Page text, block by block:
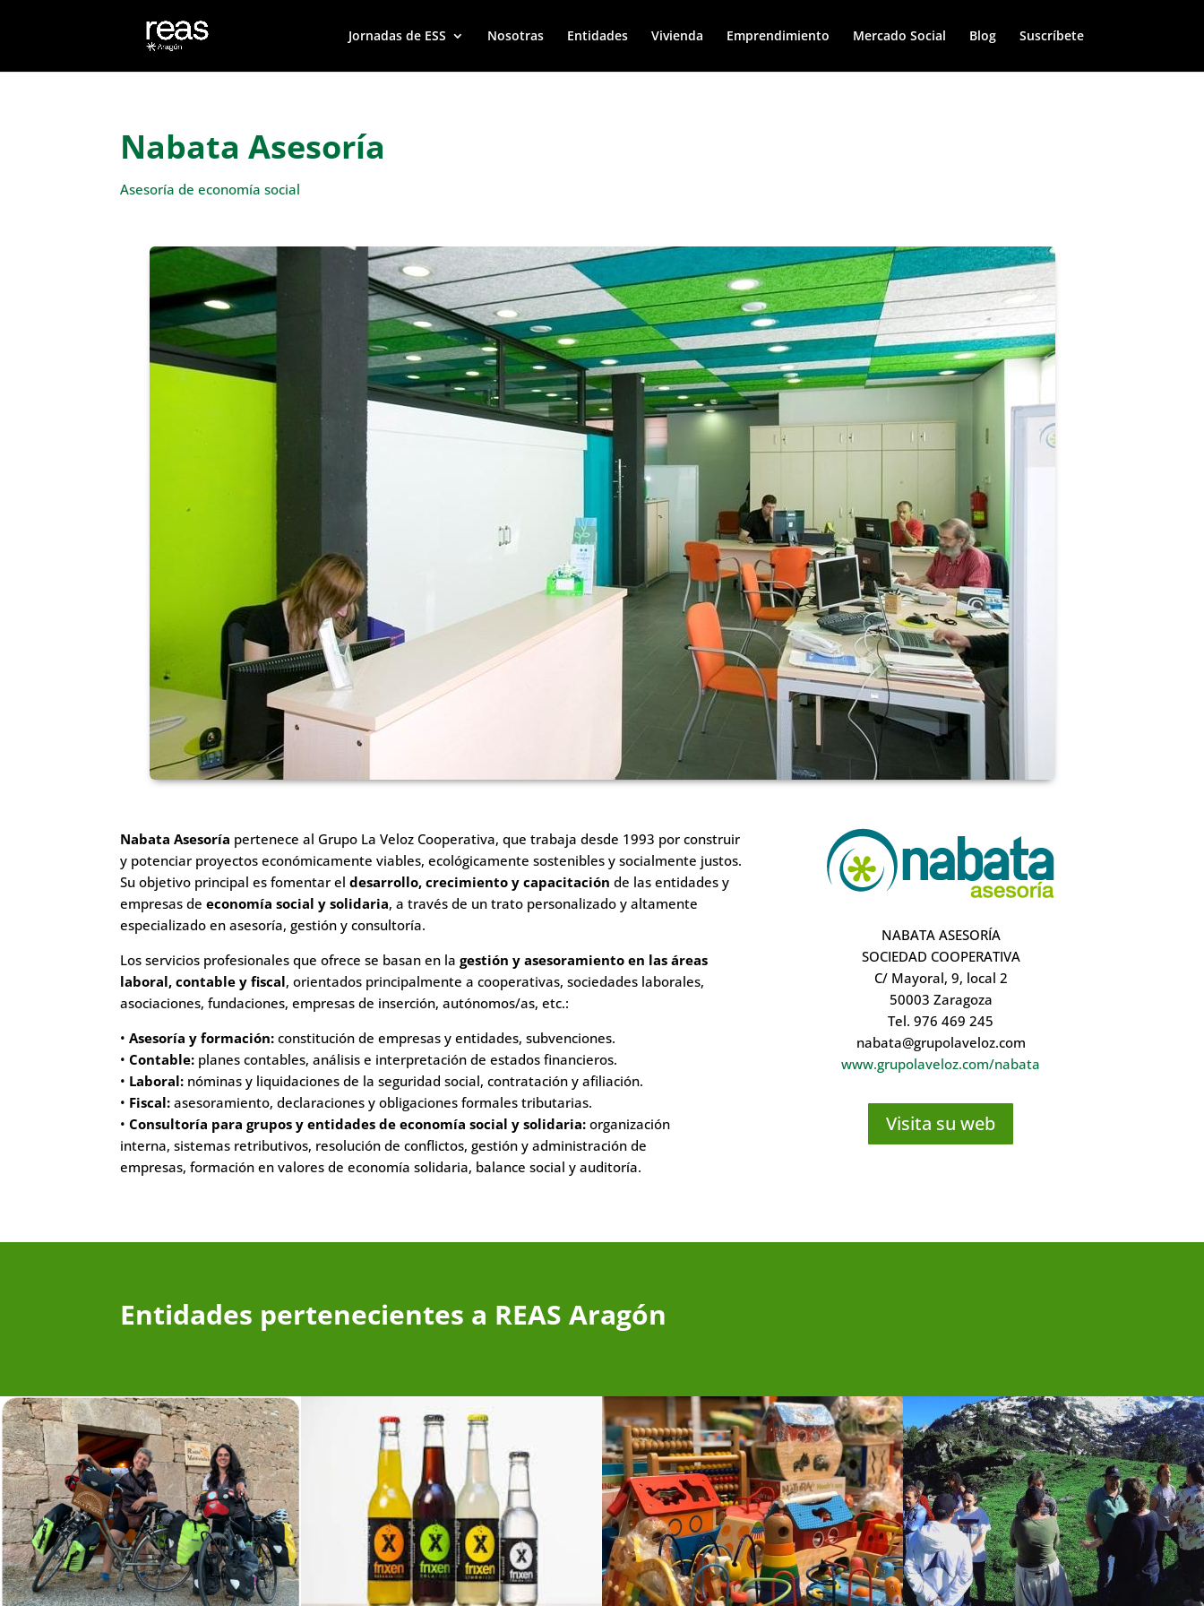
Jornadas de ESS Nosotras Entidades Vivienda Emprendimiento Mercado Social Blog Suscríbete
Nabata Asesoría
Asesoría de economía social
Nabata Asesoría pertenece al Grupo La Veloz Cooperativa, que trabaja desde 1993 por construir
y potenciar proyectos económicamente viables, ecológicamente sostenibles y socialmente justos.
Su objetivo principal es fomentar eldesarrollo, crecimiento y capacitación de las entidades y
empresas deeconomía social y solidaria, a través de un trato personalizado y altamente
especializado en asesoría, gestión y consultoría.
Los servicios profesionales que ofrece se basan en lagestión y asesoramiento en las áreas
laboral, contable y fiscal, orientados principalmente a cooperativas, sociedades laborales,
asociaciones, fundaciones, empresas de inserción, autónomos/as, etc.:
• Asesoría y formación:constitución de empresas y entidades, subvenciones.
•Contable: planes contables, análisis e interpretación de estados financieros.
• Laboral: nóminas y liquidaciones de la seguridad social, contratación y afiliación.
• Fiscal: asesoramiento, declaraciones y obligaciones formales tributarias.
•Consultoría para grupos y entidades de economía social y solidaria:organización
interna, sistemas retributivos, resolución de conflictos, gestión y administración de
empresas, formación en valores de economía solidaria, balance social y auditoría.
NABATA ASESORÍA
SOCIEDAD COOPERATIVA
C/ Mayoral, 9, local 2
50003 Zaragoza
Tel. 976 469 245
nabata@grupolaveloz.com
www.grupolaveloz.com/nabata
Visita su web
Entidades pertenecientes a REAS Aragón